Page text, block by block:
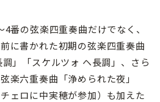
番の弦楽四重奏曲だけでなく、
に書かれた初期の弦楽四重奏曲
」「スケルツォ ヘ長調」、さら
楽六重奏曲「浄められた夜」
ェロに中実穂が参加）も加えた